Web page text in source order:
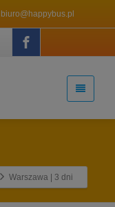
biuro@happybus.pl
Warszawa | 3 dni